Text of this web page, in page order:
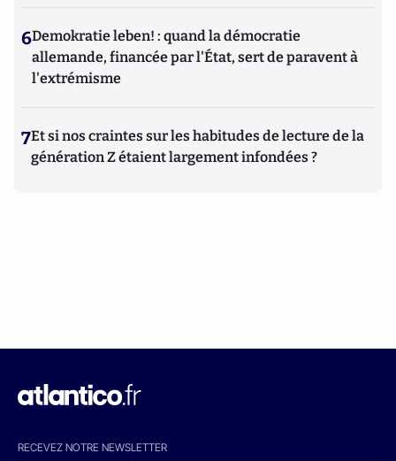
6Demokratie leben! : quand la démocratie
allemande, financée par l'État, sert de paravent à
l'extrémisme
7Et si nos craintes sur les habitudes de lecture de la
génération Z étaient largement infondées ?
RECEVEZ NOTRE NEWSLETTER